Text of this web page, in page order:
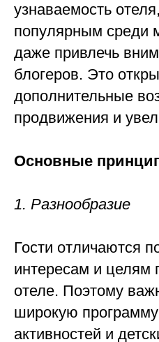
узнаваемость
популярным среди
даже привлечь
блогеров. Это
дополнительные
продвижения и
Основные
1. Разнообразие
Гости отличаются
интересам и целям
отеле. Поэтому
широкую
активностей и